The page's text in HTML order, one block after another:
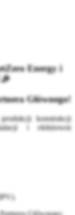
Energy i
Głównego!
konstrukcji
i elektrowni